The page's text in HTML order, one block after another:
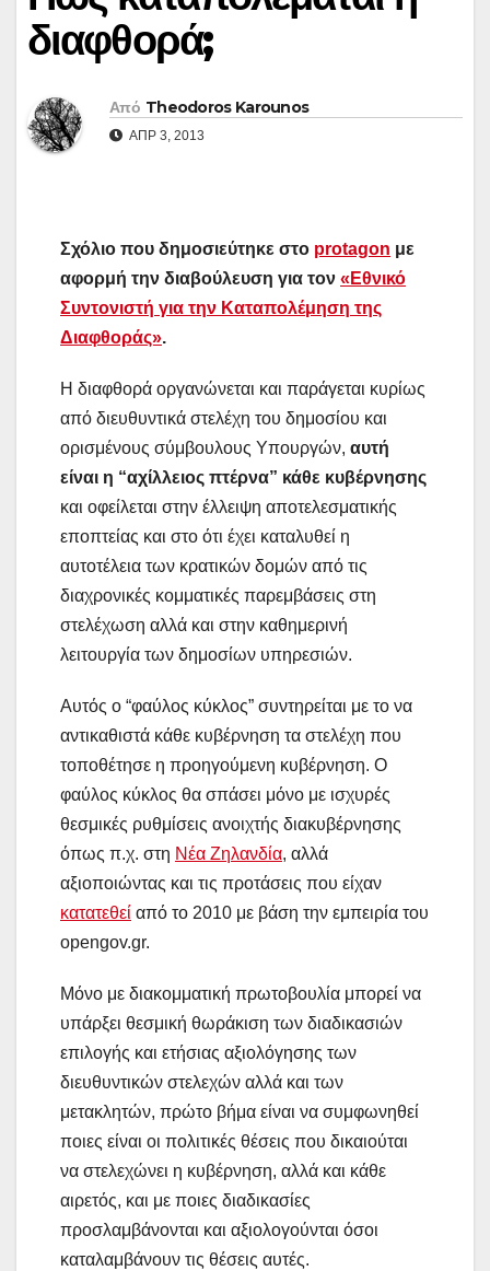
διαφθορά;
Από Theodoros Karounos
ΑΠΡ 3, 2013
Σχόλιο που δημοσιεύτηκε στο protagon με
αφορμή την διαβούλευση για τον «Εθνικό
Συντονιστή για την Καταπολέμηση της
Διαφθοράς».
Η διαφθορά οργανώνεται και παράγεται κυρίως
από διευθυντικά στελέχη του δημοσίου και
ορισμένους σύμβουλους Υπουργών, αυτή
είναι η “αχίλλειος πτέρνα” κάθε κυβέρνησης
και οφείλεται στην έλλειψη αποτελεσματικής
εποπτείας και στο ότι έχει καταλυθεί η
αυτοτέλεια των κρατικών δομών από τις
διαχρονικές κομματικές παρεμβάσεις στη
στελέχωση αλλά και στην καθημερινή
λειτουργία των δημοσίων υπηρεσιών.
Αυτός ο “φαύλος κύκλος” συντηρείται με το να
αντικαθιστά κάθε κυβέρνηση τα στελέχη που
τοποθέτησε η προηγούμενη κυβέρνηση. Ο
φαύλος κύκλος θα σπάσει μόνο με ισχυρές
θεσμικές ρυθμίσεις ανοιχτής διακυβέρνησης
όπως π.χ. στη Νέα Ζηλανδία, αλλά
αξιοποιώντας και τις προτάσεις που είχαν
κατατεθεί από το 2010 με βάση την εμπειρία του
opengov.gr.
Μόνο με διακομματική πρωτοβουλία μπορεί να
υπάρξει θεσμική θωράκιση των διαδικασιών
επιλογής και ετήσιας αξιολόγησης των
διευθυντικών στελεχών αλλά και των
μετακλητών, πρώτο βήμα είναι να συμφωνηθεί
ποιες είναι οι πολιτικές θέσεις που δικαιούται
να στελεχώνει η κυβέρνηση, αλλά και κάθε
αιρετός, και με ποιες διαδικασίες
προσλαμβάνονται και αξιολογούνται όσοι
καταλαμβάνουν τις θέσεις αυτές.